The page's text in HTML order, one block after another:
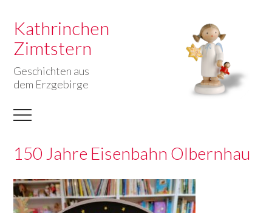
Kathrinchen
Zimtstern
Geschichten aus
dem Erzgebirge
150 Jahre Eisenbahn Olbernhau